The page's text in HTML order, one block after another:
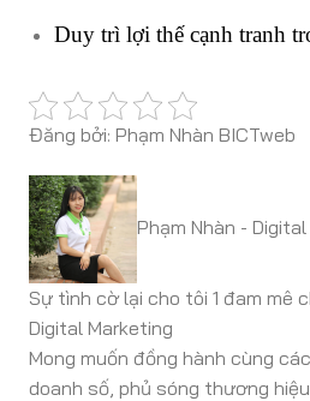
Duy trì lợi thế cạnh tranh
Đăng bởi: Phạm Nhàn BICTweb
Phạm Nhàn -
Sự tình cờ lại cho tôi 1 đam mê
Digital Marketing
Mong muốn đồng hành cùng
doanh số, phủ sóng thương hiệu